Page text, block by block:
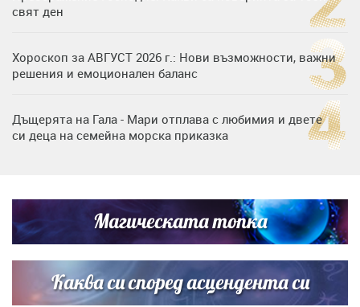
свят ден
Хороскоп за АВГУСТ 2026 г.: Нови възможности, важни
решения и емоционален баланс
Дъщерята на Гала - Мари отплава с любимия и двете
си деца на семейна морска приказка
Димов издадоха своето любимо място
Дъщерята на Тодор Батков вдигна сватба, Стоичков и
Братя Аргирови я изненадаха с песен
Магическата топка
Каква си според асцендента си